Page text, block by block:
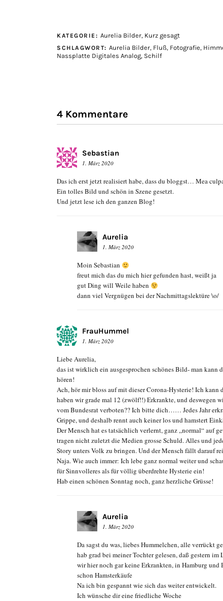
KATEGORIE: Aurelia Bilder, Kurz gesagt
SCHLAGWORT: Aurelia Bilder, Fluß, Fotografie,
Nassplatte Digitales Analog, Schilf
4 Kommentare
Sebastian
1. März 2020
Das ich erst jetzt realisiert habe, dass du bloggst… Mea
Ein tolles Bild und schön in Szene gesetzt.
Und jetzt lese ich den ganzen Blog!
Aurelia
1. März 2020
Moin Sebastian
freut mich das du mich hier gefunden hast, weißt ja
gut Ding will Weile haben
dann viel Vergnügen bei der Nachmittagslektüre \o/
FrauHummel
1. März 2020
Liebe Aurelia,
das ist wirklich ein ausgesprochen schönes Bild- man kann
hören!
Ach, hör mir bloss auf mit dieser Corona-Hysterie! Ich
haben wir grade mal 12 (zwölf!!) Erkrankte, und deswegen
vom Bundesrat verboten?? Ich bitte dich…… Jedes Jahr
Grippe, und deshalb rennt auch keiner los und hamstert
Der Mensch hat es tatsächlich verlernt, ganz „normal“ auf
tragen nicht zuletzt die Medien grosse Schuld. Alles und
Story unters Volk zu bringen. Und der Mensch fällt darauf
Naja. Wie auch immer: Ich lebe ganz normal weiter und
für Sinnvolleres als für völlig überdrehte Hysterie ein!
Hab einen schönen Sonntag noch, ganz herzliche Grüsse!
Aurelia
1. März 2020
Da sagst du was, liebes Hummelchen, alle verrückt
hab grad bei meiner Tochter gelesen, daß gestern
wir hier noch gar keine Erkrankten, in Hamburg
schon Hamsterkäufe
Na ich bin gespannt wie sich das weiter entwickelt.
Ich wünsche dir eine friedliche Woche